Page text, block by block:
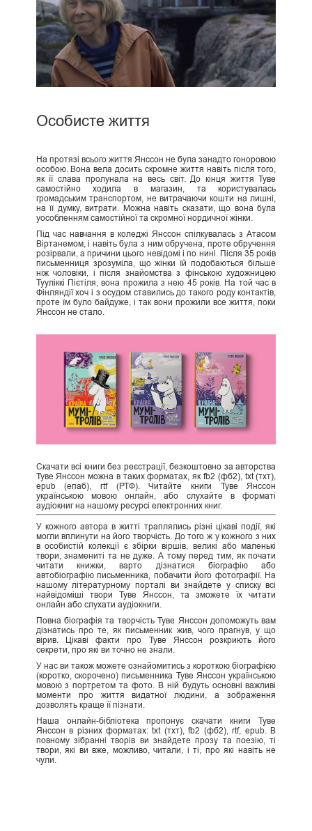
Особисте життя
На протязі всього життя Янссон не була занадто гоноровою
особою. Вона вела досить скромне життя навіть після того,
як її слава пролунала на весь світ. До кінця життя Туве
самостійно ходила в магазин, та користувалась
громадським транспортом, не витрачаючи кошти на лишні,
на її думку, витрати. Можна навіть сказати, що вона була
уособленням самостійної та скромної нордичної жінки.
Під час навчання в коледжі Янссон спілкувалась з Атасом
Віртанемом, і навіть була з ним обручена, проте обручення
розірвали, а причини цього невідомі і по нині. Після 35 років
письменниця зрозуміла, що жінки їй подобаються більше
ніж чоловіки, і після знайомства з фінською художницею
Тууліккі Пієтіля, вона прожила з нею 45 років. На той час в
Фінляндії хоч і з осудом ставились до такого роду контактів,
проте їм було байдуже, і так вони прожили все життя, поки
Янссон не стало.
Скачати всі книги без реєстрації, безкоштовно за авторства
Туве Янссон можна в таких форматах, як fb2 (фб2), txt (тхт),
epub (епаб), rtf (РТФ). Читайте книги Туве Янссон
українською мовою онлайн, або слухайте в форматі
аудіокниг на нашому ресурсі електронних книг.
У кожного автора в житті траплялись різні цікаві події, які
могли вплинути на його творчість. До того ж у кожного з них
в особистій колекції є збірки віршів, великі або маленькі
твори, знамениті та не дуже. А тому перед тим, як почати
читати книжки, варто дізнатися біографію або
автобіографію письменника, побачити його фотографії. На
нашому літературному порталі ви знайдете у списку всі
найвідоміші твори Туве Янссон, та зможете їх читати
онлайн або слухати аудіокниги.
Повна біографія та творчість Туве Янссон допоможуть вам
дізнатись про те, як письменник жив, чого прагнув, у що
вірив. Цікаві факти про Туве Янссон розкриють його
секрети, про які ви точно не знали.
У нас ви також можете ознайомитись з короткою біографією
(коротко, скорочено) письменника Туве Янссон українською
мовою з портретом та фото. В ній будуть основні важливі
моменти про життя видатної людини, а зображення
дозволять краще її пізнати.
Наша онлайн-бібліотека пропонує скачати книги Туве
Янссон в різних форматах: txt (тхт), fb2 (фб2), rtf, epub. В
повному зібранні творів ви знайдете прозу та поезію, ті
твори, які ви вже, можливо, читали, і ті, про які навіть не
чули.